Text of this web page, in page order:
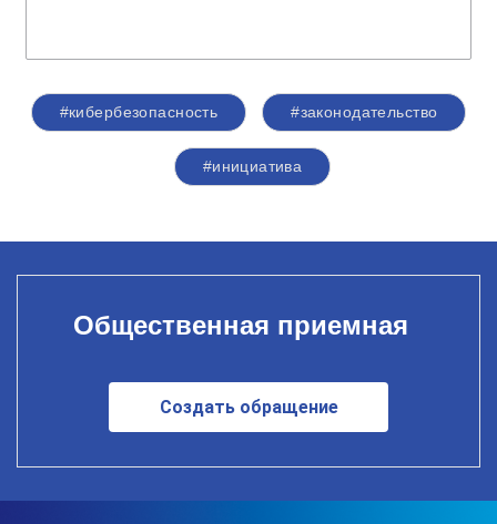
#кибербезопасность #законодательство
#инициатива
Общественная приемная
Создать обращение